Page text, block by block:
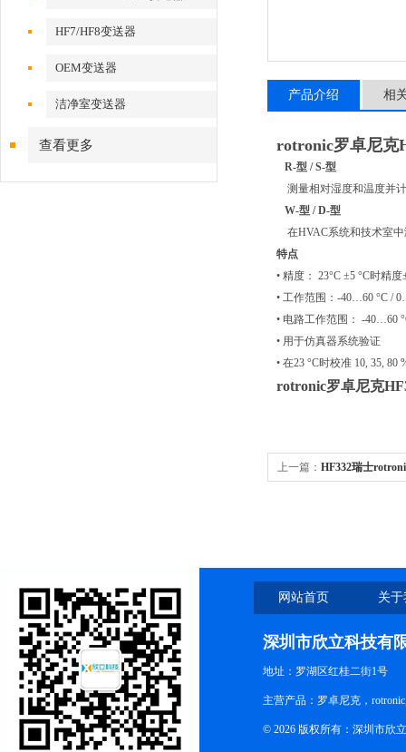
HF7/HF8变送器
OEM变送器
洁净室变送器
查看更多
产品介绍 相
rotronic罗卓尼克
R-型 / S-型
测量相对湿度和温度并
W-型 / D-型
在HVAC系统和技术室中
特点
• 精度： 23°C ±5 °C时精
• 工作范围：-40…60 °C /
• 电路工作范围： -40…60
• 用于仿真器系统验证
• 在23 °C时校准 10, 35, 80
rotronic罗卓尼克
上一篇： HF332瑞士
网站首页 关
深圳市欣立科技有
地址：罗湖区红桂二街1号
主营产品：罗卓尼克，
© 2026 版权所有：深圳市欣